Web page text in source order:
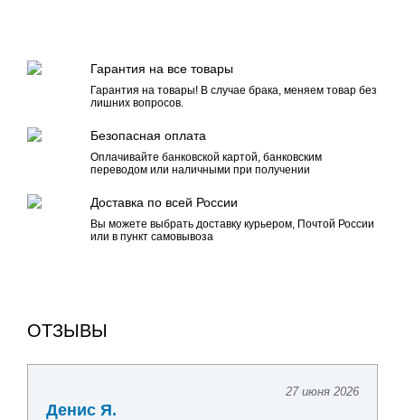
Гарантия на все товары
Гарантия на товары! В случае брака, меняем товар без
лишних вопросов.
Безопасная оплата
Оплачивайте банковской картой, банковским
переводом или наличными при получении
Доставка по всей России
Вы можете выбрать доставку курьером, Почтой России
или в пункт самовывоза
ОТЗЫВЫ
27 июня 2026
Денис Я.